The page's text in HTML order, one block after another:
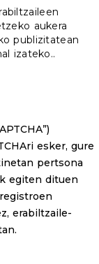
aukera
publizitatean
izateko..
esker, gure
pertsona
egiten dituen
erabiltzaile-